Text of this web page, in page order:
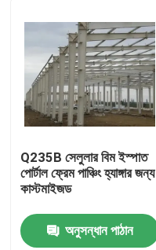
বাড়ি
Q235B সেলুলার বিম ইস্পাত
পোর্টাল ফ্রেম পাঞ্চিং হ্যাঙ্গার জন্য
কাস্টমাইজড
অনুসন্ধান পাঠান